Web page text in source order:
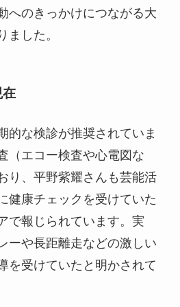
へのきっかけにつながる大
ました。
在
的な検診が推奨されていま
（エコー検査や心電図な
り、平野紫耀さんも芸能活
健康チェックを受けていた
で報じられています。実
ーや長距離走などの激しい
を受けていたと明かされて